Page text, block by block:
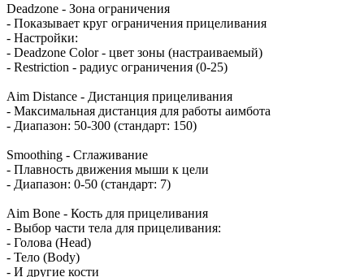
Deadzone - Зона ограничения
- Показывает круг ограничения прицеливания
- Настройки:
- Deadzone Color - цвет зоны (настраиваемый)
- Restriction - радиус ограничения (0-25)
Aim Distance - Дистанция прицеливания
- Максимальная дистанция для работы аимбота
- Диапазон: 50-300 (стандарт: 150)
Smoothing - Сглаживание
- Плавность движения мыши к цели
- Диапазон: 0-50 (стандарт: 7)
Aim Bone - Кость для прицеливания
- Выбор части тела для прицеливания:
- Голова (Head)
- Тело (Body)
- И другие кости